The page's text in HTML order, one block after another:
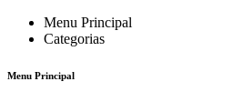
Menu Principal
Categorias
Menu Principal